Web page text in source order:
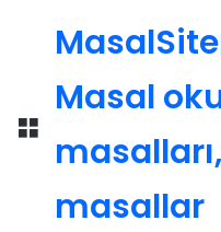
Menü
Masal
masallar